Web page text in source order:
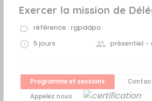
Exercer la mission de
référence : rgpddpo
5 jours
présentiel -
Programme et sessions
Appelez nous